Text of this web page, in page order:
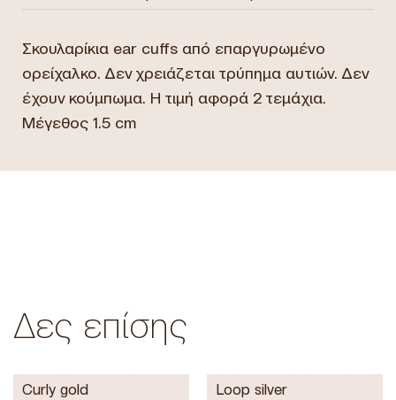
Σκουλαρίκια ear cuffs από επαργυρωμένο
ορείχαλκο. Δεν χρειάζεται τρύπημα αυτιών. Δεν
έχουν κούμπωμα. Η τιμή αφορά 2 τεμάχια.
Μέγεθος 1.5 cm
Δες επίσης
Curly gold Loop silver